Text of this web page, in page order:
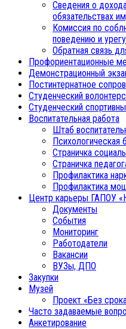
Сведения о
обязательствах
Комиссия по
поведению и
Обратная связь
Профориентационные
Демонстрационный
Постинтернатное
Студенческий
Студенческий
Воспитательная работа
Штаб
Психологическая
Страничка
Страничка
Профилактика
Профилактика
Центр карьеры ГАПОУ
Документы
События
Мониторинг
Работодатели
Вакансии
ВУЗы, ДПО
Закупки
Музей
Проект «Без
Часто задаваемые
Анкетирование